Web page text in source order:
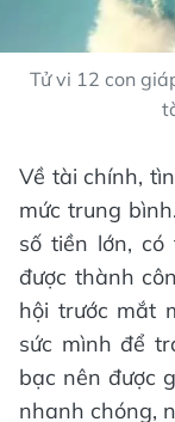
Tử vi 12 con
Về tài chính,
mức trung
số tiền lớn,
được thành
hội trước mắt
sức mình để
bạc nên được
nhanh chóng,